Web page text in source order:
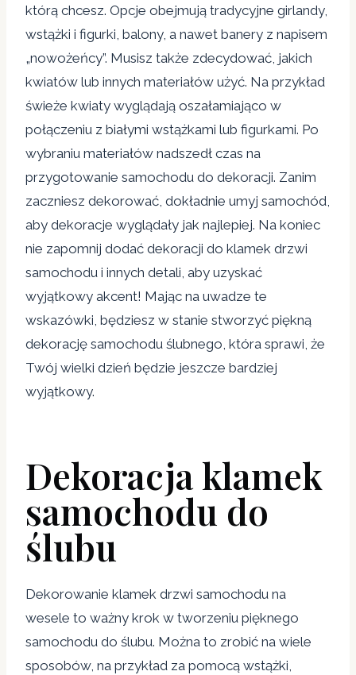
którą chcesz. Opcje obejmują tradycyjne girlandy,
wstążki i figurki, balony, a nawet banery z napisem
„nowożeńcy”. Musisz także zdecydować, jakich
kwiatów lub innych materiałów użyć. Na przykład
świeże kwiaty wyglądają oszałamiająco w
połączeniu z białymi wstążkami lub figurkami. Po
wybraniu materiałów nadszedł czas na
przygotowanie samochodu do dekoracji. Zanim
zaczniesz dekorować, dokładnie umyj samochód,
aby dekoracje wyglądały jak najlepiej. Na koniec
nie zapomnij dodać dekoracji do klamek drzwi
samochodu i innych detali, aby uzyskać
wyjątkowy akcent! Mając na uwadze te
wskazówki, będziesz w stanie stworzyć piękną
dekorację samochodu ślubnego, która sprawi, że
Twój wielki dzień będzie jeszcze bardziej
wyjątkowy.
Dekoracja klamek
samochodu do
ślubu
Dekorowanie klamek drzwi samochodu na
wesele to ważny krok w tworzeniu pięknego
samochodu do ślubu. Można to zrobić na wiele
sposobów, na przykład za pomocą wstążki,